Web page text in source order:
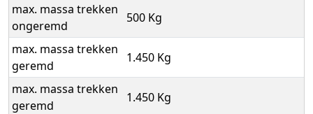
max. massa trekken
ongeremd
500 Kg
max. massa trekken
geremd
1.450 Kg
max. massa trekken
geremd
1.450 Kg